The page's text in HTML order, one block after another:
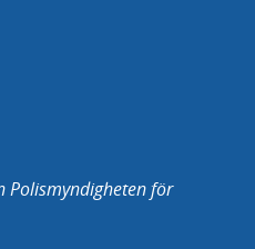
Polismyndigheten för